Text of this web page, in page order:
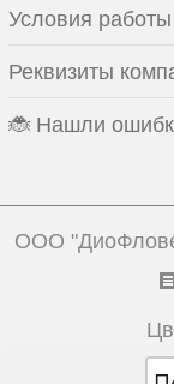
Условия работы
Реквизиты
🐞 Нашли
ООО